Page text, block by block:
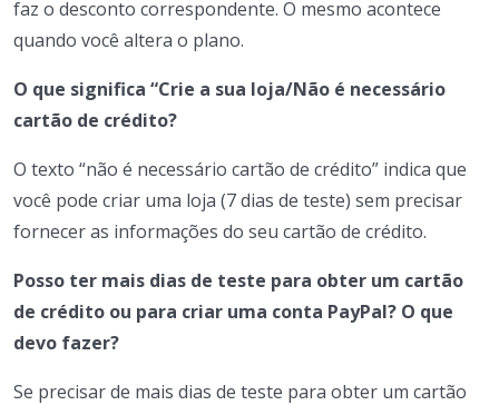
faz o desconto correspondente. O mesmo acontece
quando você altera o plano.
O que significa “Crie a sua loja/Não é necessário
cartão de crédito?
O texto “não é necessário cartão de crédito” indica que
você pode criar uma loja (7 dias de teste) sem precisar
fornecer as informações do seu cartão de crédito.
Posso ter mais dias de teste para obter um cartão
de crédito ou para criar uma conta PayPal? O que
devo fazer?
Se precisar de mais dias de teste para obter um cartão